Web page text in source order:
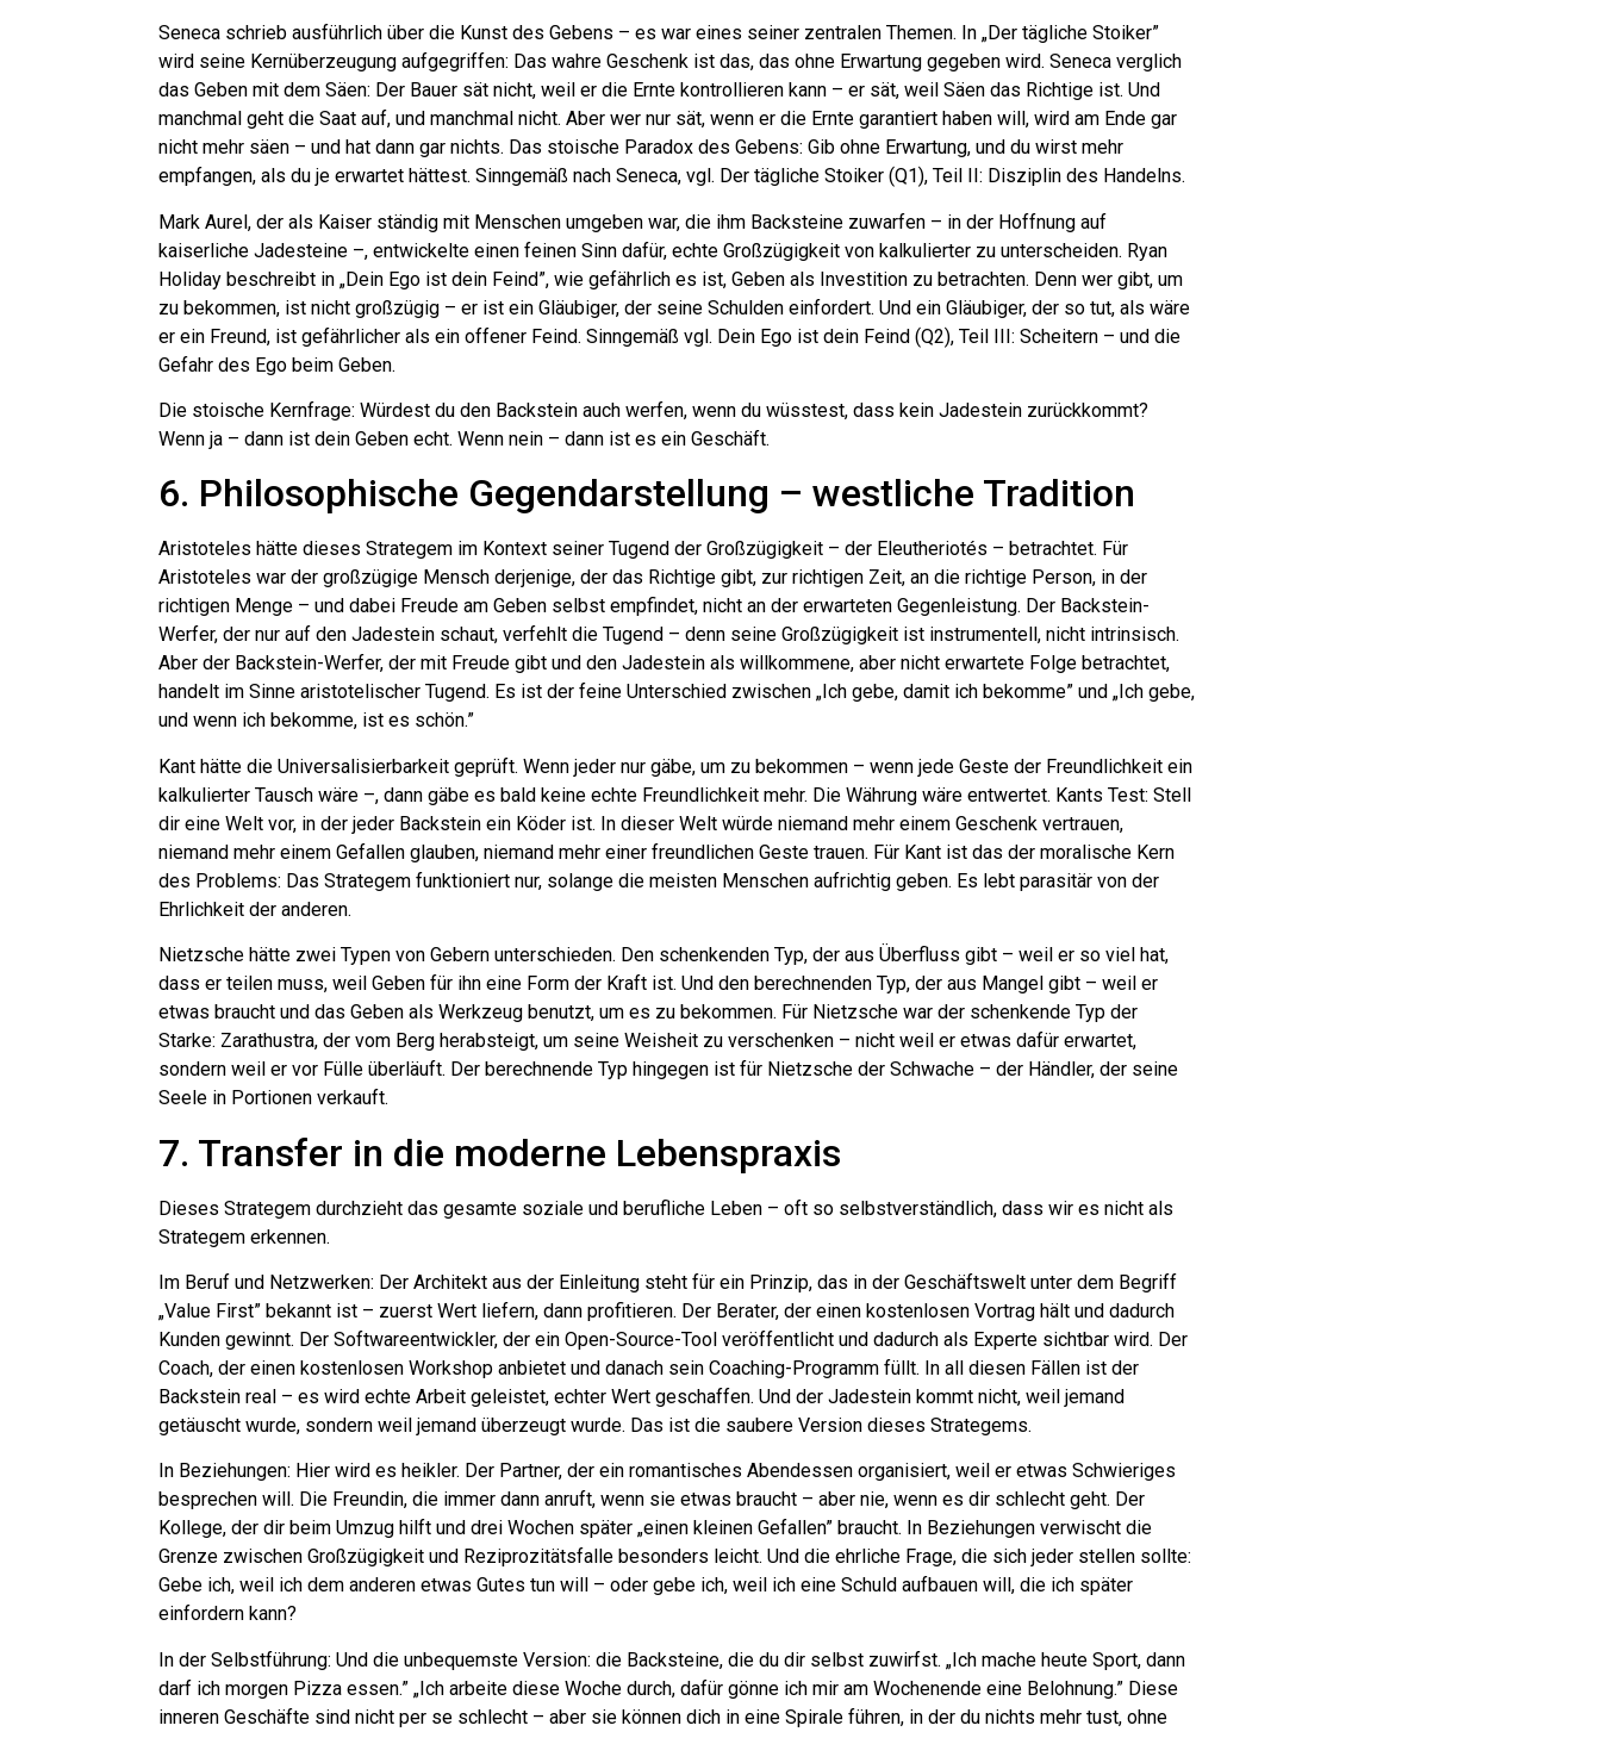
Seneca schrieb ausführlich über die Kunst des Gebens – es war eines seiner zentralen Themen. In „Der tägliche Stoiker”
wird seine Kernüberzeugung aufgegriffen: Das wahre Geschenk ist das, das ohne Erwartung gegeben wird. Seneca verglich
das Geben mit dem Säen: Der Bauer sät nicht, weil er die Ernte kontrollieren kann – er sät, weil Säen das Richtige ist. Und
manchmal geht die Saat auf, und manchmal nicht. Aber wer nur sät, wenn er die Ernte garantiert haben will, wird am Ende gar
nicht mehr säen – und hat dann gar nichts. Das stoische Paradox des Gebens: Gib ohne Erwartung, und du wirst mehr
empfangen, als du je erwartet hättest. Sinngemäß nach Seneca, vgl. Der tägliche Stoiker (Q1), Teil II: Disziplin des Handelns.
Mark Aurel, der als Kaiser ständig mit Menschen umgeben war, die ihm Backsteine zuwarfen – in der Hoffnung auf
kaiserliche Jadesteine –, entwickelte einen feinen Sinn dafür, echte Großzügigkeit von kalkulierter zu unterscheiden. Ryan
Holiday beschreibt in „Dein Ego ist dein Feind”, wie gefährlich es ist, Geben als Investition zu betrachten. Denn wer gibt, um
zu bekommen, ist nicht großzügig – er ist ein Gläubiger, der seine Schulden einfordert. Und ein Gläubiger, der so tut, als wäre
er ein Freund, ist gefährlicher als ein offener Feind. Sinngemäß vgl. Dein Ego ist dein Feind (Q2), Teil III: Scheitern – und die
Gefahr des Ego beim Geben.
Die stoische Kernfrage: Würdest du den Backstein auch werfen, wenn du wüsstest, dass kein Jadestein zurückkommt?
Wenn ja – dann ist dein Geben echt. Wenn nein – dann ist es ein Geschäft.
6. Philosophische Gegendarstellung – westliche Tradition
Aristoteles hätte dieses Strategem im Kontext seiner Tugend der Großzügigkeit – der Eleutheriotés – betrachtet. Für
Aristoteles war der großzügige Mensch derjenige, der das Richtige gibt, zur richtigen Zeit, an die richtige Person, in der
richtigen Menge – und dabei Freude am Geben selbst empfindet, nicht an der erwarteten Gegenleistung. Der Backstein-
Werfer, der nur auf den Jadestein schaut, verfehlt die Tugend – denn seine Großzügigkeit ist instrumentell, nicht intrinsisch.
Aber der Backstein-Werfer, der mit Freude gibt und den Jadestein als willkommene, aber nicht erwartete Folge betrachtet,
handelt im Sinne aristotelischer Tugend. Es ist der feine Unterschied zwischen „Ich gebe, damit ich bekomme” und „Ich gebe,
und wenn ich bekomme, ist es schön.”
Kant hätte die Universalisierbarkeit geprüft. Wenn jeder nur gäbe, um zu bekommen – wenn jede Geste der Freundlichkeit ein
kalkulierter Tausch wäre –, dann gäbe es bald keine echte Freundlichkeit mehr. Die Währung wäre entwertet. Kants Test: Stell
dir eine Welt vor, in der jeder Backstein ein Köder ist. In dieser Welt würde niemand mehr einem Geschenk vertrauen,
niemand mehr einem Gefallen glauben, niemand mehr einer freundlichen Geste trauen. Für Kant ist das der moralische Kern
des Problems: Das Strategem funktioniert nur, solange die meisten Menschen aufrichtig geben. Es lebt parasitär von der
Ehrlichkeit der anderen.
Nietzsche hätte zwei Typen von Gebern unterschieden. Den schenkenden Typ, der aus Überfluss gibt – weil er so viel hat,
dass er teilen muss, weil Geben für ihn eine Form der Kraft ist. Und den berechnenden Typ, der aus Mangel gibt – weil er
etwas braucht und das Geben als Werkzeug benutzt, um es zu bekommen. Für Nietzsche war der schenkende Typ der
Starke: Zarathustra, der vom Berg herabsteigt, um seine Weisheit zu verschenken – nicht weil er etwas dafür erwartet,
sondern weil er vor Fülle überläuft. Der berechnende Typ hingegen ist für Nietzsche der Schwache – der Händler, der seine
Seele in Portionen verkauft.
7. Transfer in die moderne Lebenspraxis
Dieses Strategem durchzieht das gesamte soziale und berufliche Leben – oft so selbstverständlich, dass wir es nicht als
Strategem erkennen.
Im Beruf und Netzwerken: Der Architekt aus der Einleitung steht für ein Prinzip, das in der Geschäftswelt unter dem Begriff
„Value First” bekannt ist – zuerst Wert liefern, dann profitieren. Der Berater, der einen kostenlosen Vortrag hält und dadurch
Kunden gewinnt. Der Softwareentwickler, der ein Open-Source-Tool veröffentlicht und dadurch als Experte sichtbar wird. Der
Coach, der einen kostenlosen Workshop anbietet und danach sein Coaching-Programm füllt. In all diesen Fällen ist der
Backstein real – es wird echte Arbeit geleistet, echter Wert geschaffen. Und der Jadestein kommt nicht, weil jemand
getäuscht wurde, sondern weil jemand überzeugt wurde. Das ist die saubere Version dieses Strategems.
In Beziehungen: Hier wird es heikler. Der Partner, der ein romantisches Abendessen organisiert, weil er etwas Schwieriges
besprechen will. Die Freundin, die immer dann anruft, wenn sie etwas braucht – aber nie, wenn es dir schlecht geht. Der
Kollege, der dir beim Umzug hilft und drei Wochen später „einen kleinen Gefallen” braucht. In Beziehungen verwischt die
Grenze zwischen Großzügigkeit und Reziprozitätsfalle besonders leicht. Und die ehrliche Frage, die sich jeder stellen sollte:
Gebe ich, weil ich dem anderen etwas Gutes tun will – oder gebe ich, weil ich eine Schuld aufbauen will, die ich später
einfordern kann?
In der Selbstführung: Und die unbequemste Version: die Backsteine, die du dir selbst zuwirfst. „Ich mache heute Sport, dann
darf ich morgen Pizza essen.” „Ich arbeite diese Woche durch, dafür gönne ich mir am Wochenende eine Belohnung.” Diese
inneren Geschäfte sind nicht per se schlecht – aber sie können dich in eine Spirale führen, in der du nichts mehr tust, ohne